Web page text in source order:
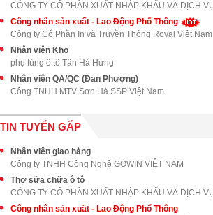
Công nhân sản xuất - Lao Động Phổ Thông
Công ty Cổ Phần In và Truyền Thông Royal Việt Nam
Nhân viên Kho
phụ tùng ô tô Tân Hà Hưng
Nhân viên QA/QC (Đan Phượng)
Công TNHH MTV Sơn Hà SSP Việt Nam
TIN TUYỂN GẤP
Nhân viên giao hàng
Công ty TNHH Công Nghệ GOWIN VIỆT NAM
Thợ sửa chữa ô tô
Công nhân sản xuất - Lao Động Phổ Thông